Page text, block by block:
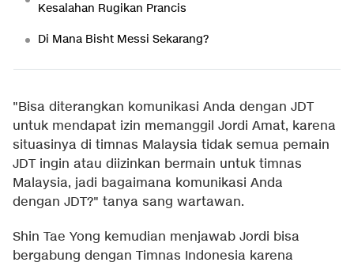
Kesalahan Rugikan Prancis
Di Mana Bisht Messi Sekarang?
"Bisa diterangkan komunikasi Anda dengan JDT
untuk mendapat izin memanggil Jordi Amat, karena
situasinya di timnas Malaysia tidak semua pemain
JDT ingin atau diizinkan bermain untuk timnas
Malaysia, jadi bagaimana komunikasi Anda
dengan JDT?" tanya sang wartawan.
Shin Tae Yong kemudian menjawab Jordi bisa
bergabung dengan Timnas Indonesia karena